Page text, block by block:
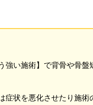
強い施術】で背骨や骨盤
症状を悪化させたり施